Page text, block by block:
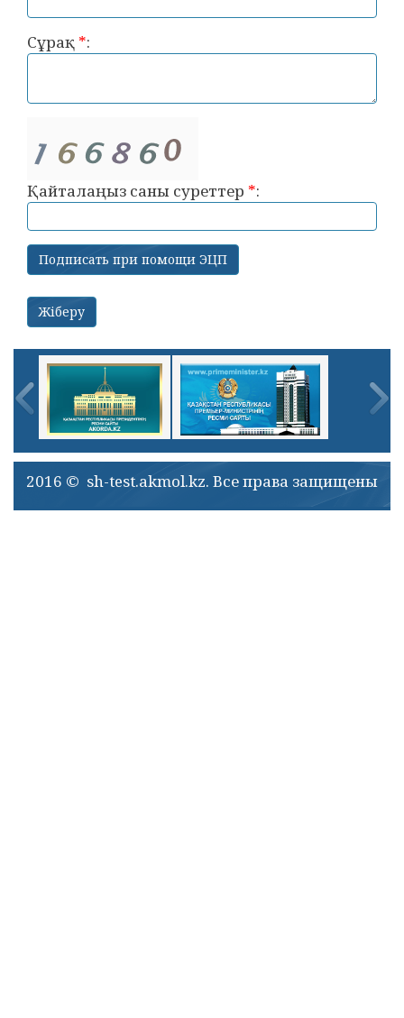
Сұрақ *:
Қайталаңыз саны суреттер *:
2016 © sh-test.akmol.kz. Все права защищены